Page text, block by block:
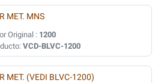
MET. MNS
Original : 1200
VCD-BLVC-1200
MET. (VEDI BLVC-1200)